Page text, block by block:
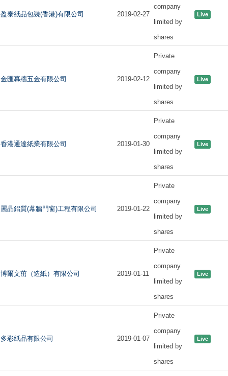
盈泰紙品包裝(香港)有限公司 2019-02-27
company
limited by
shares
Live
金匯幕牆五金有限公司 2019-02-12
Private
company
limited by
shares
Live
香港通達紙業有限公司 2019-01-30
Private
company
limited by
shares
Live
麗晶鋁質(幕牆門窗)工程有限公司 2019-01-22
Private
company
limited by
shares
Live
博爾文茁（造紙）有限公司 2019-01-11
Private
company
limited by
shares
Live
多彩紙品有限公司 2019-01-07
Private
company
limited by
shares
Live